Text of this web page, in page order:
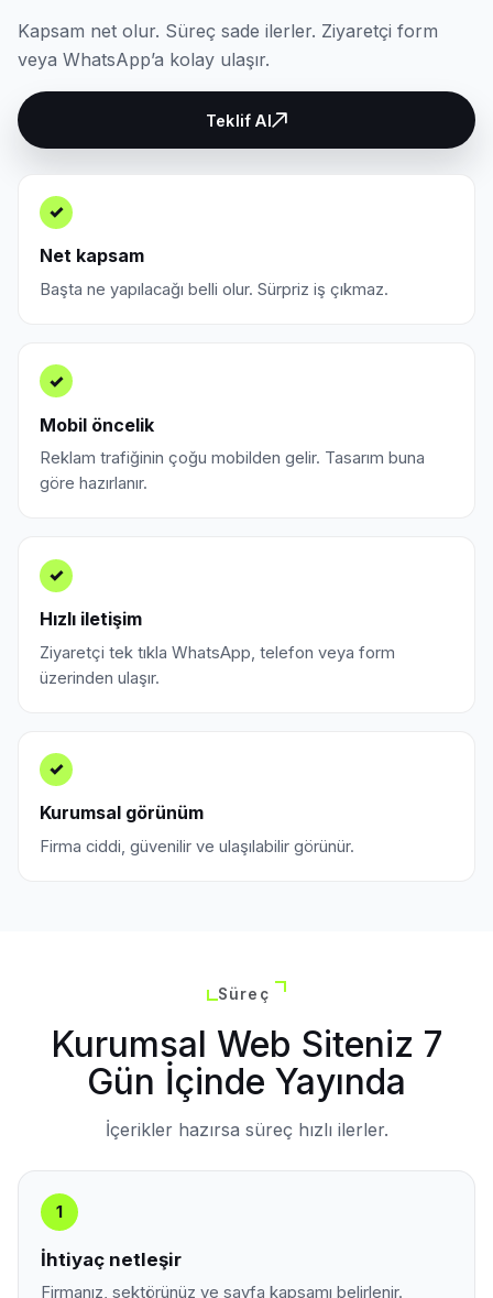
Kapsam net olur. Süreç sade ilerler. Ziyaretçi form
veya WhatsApp’a kolay ulaşır.
Teklif Al
✓
Net kapsam
Başta ne yapılacağı belli olur. Sürpriz iş çıkmaz.
✓
Mobil öncelik
Reklam trafiğinin çoğu mobilden gelir. Tasarım buna
göre hazırlanır.
✓
Hızlı iletişim
Ziyaretçi tek tıkla WhatsApp, telefon veya form
üzerinden ulaşır.
✓
Kurumsal görünüm
Firma ciddi, güvenilir ve ulaşılabilir görünür.
Süreç
Kurumsal Web Siteniz 7
Gün İçinde Yayında
İçerikler hazırsa süreç hızlı ilerler.
1
İhtiyaç netleşir
Firmanız, sektörünüz ve sayfa kapsamı belirlenir.